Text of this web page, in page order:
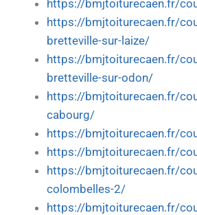
https://bmjtoiturecaen.fr/
https://bmjtoiturecaen.fr/
bretteville-sur-laize/
https://bmjtoiturecaen.fr/
bretteville-sur-odon/
https://bmjtoiturecaen.fr/
cabourg/
https://bmjtoiturecaen.fr/
https://bmjtoiturecaen.fr/
https://bmjtoiturecaen.fr/
colombelles-2/
https://bmjtoiturecaen.fr/